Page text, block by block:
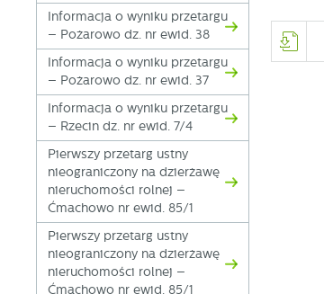
Informacja o wyniku przetargu
– Pożarowo dz. nr ewid. 38
Informacja o wyniku przetargu
– Pożarowo dz. nr ewid. 37
Informacja o wyniku przetargu
– Rzecin dz. nr ewid. 7/4
Pierwszy przetarg ustny
nieograniczony na dzierżawę
nieruchomości rolnej –
Ćmachowo nr ewid. 85/1
Pierwszy przetarg ustny
nieograniczony na dzierżawę
nieruchomości rolnej –
Ćmachowo nr ewid. 85/1